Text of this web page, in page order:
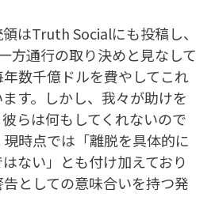
はTruth Socialにも投稿し、
方通行の取り決めと見なして
数千億ドルを費やしてこれ
す。しかし、我々が助けを
らは何もしてくれないので
時点では「離脱を具体的に
ない」とも付け加えており
としての意味合いを持つ発